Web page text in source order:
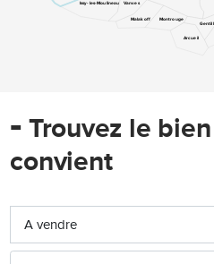
Arcueil
Issy-les-Moulineaux
Malakoff Montrouge
Vanves
- Trouvez le
convient